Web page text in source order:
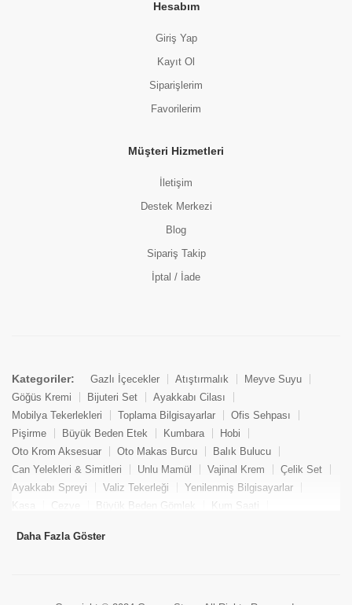
Hesabım
Giriş Yap
Kayıt Ol
Siparişlerim
Favorilerim
Müşteri Hizmetleri
İletişim
Destek Merkezi
Blog
Sipariş Takip
İptal / İade
Kategoriler: Gazlı İçecekler Atıştırmalık
Meyve Suyu
Göğüs Kremi
Bijuteri Set
Ayakkabı Cilası
Mobilya Tekerlekleri
Toplama Bilgisayarlar
Ofis Sehpası
Pişirme
Büyük Beden Etek Kumbara
Hobi
Oto Krom Aksesuar
Oto Makas Burcu
Balık Bulucu
Can Yelekleri & Simitleri
Unlu Mamül Vajinal Krem
Çelik Set
Ayakkabı Spreyi
Valiz Tekerleği
Yenilenmiş Bilgisayarlar
Kasa
Cezve Büyük Beden Gömlek
Kum Saati
Tekne Bağlama & Demirleme
Daha Fazla Göster